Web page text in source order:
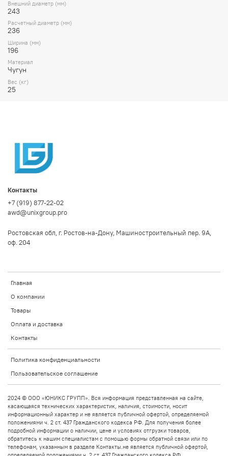
Внешний диаметр (мм)
243
Расчетный диаметр (мм)
236
Ширина (мм)
196
Материал
Чугун
Вес (кг)
25
Главная
О компании
Товары
Оплата и доставка
Контакты
Политика конфиденциальности
Пользовательское соглашение
Контакты
+7 (919) 877-22-02
awd@unixgroup.pro
Ростовская обл, г. Ростов-на-Дону, Машиностроительный пер. 9А,
оф. 204
2024 © ООО «ЮНИКС ГРУПП». Вся информация представленная на сайте,
касающаяся технических характеристик, наличия, стоимости, носит
информационный характер и не является публичной офертой, определяемой
положениями ч. 2 ст. 437 Гражданского кодекса РФ. Для получения более
подробной информации о наличии, цене и условиях отгрузки товаров,
обратитесь к нашим специалистам с помощью формы обратной связи или по
телефонам, указанным в разделе Контакты.не является публичной офертой,